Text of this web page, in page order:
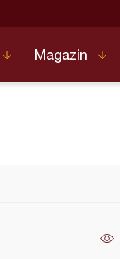
Magazin